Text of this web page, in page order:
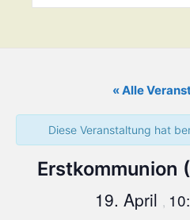
« Alle
Diese Veranstaltung hat
Erstkommunion
19. April ,